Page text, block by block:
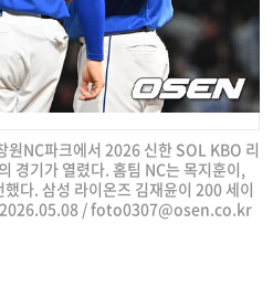
NC파크에서 2026 신한 SOL KBO 리
경기가 열렸다. 홈팀 NC는 목지훈이,
다. 삼성 라이온즈 김재윤이 200 세이
2026.05.08 /foto0307@osen.co.kr